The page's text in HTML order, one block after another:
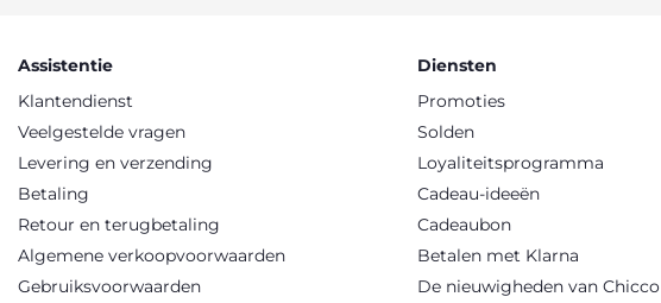
Assistentie
Klantendienst
Veelgestelde vragen
Levering en verzending
Betaling
Retour en terugbetaling
Algemene verkoopvoorwaarden
Gebruiksvoorwaarden
Diensten
Promoties
Solden
Loyaliteitsprogramma
Cadeau-ideeën
Cadeaubon
Betalen met Klarna
De nieuwigheden van Chicco